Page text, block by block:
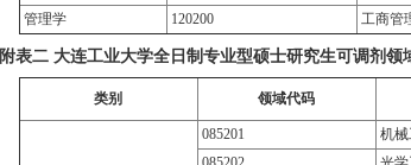
管理学
120200 工商管
附表二 大连工业大学全日制专业型硕士研究生可调剂领
类别 领域代码
085201
机械